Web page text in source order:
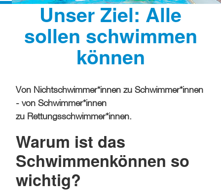
Unser Ziel: Alle
sollen schwimmen
können
Von Nichtschwimmer*innen zu Schwimmer*innen
- von Schwimmer*innen
zu Rettungsschwimmer*innen.
Warum ist das
Schwimmenkönnen so
wichtig?